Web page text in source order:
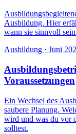
Ausbildung. Hier
wann sie sinnvoll
Ausbildung · Juni
Voraussetzungen
Ein Wechsel des
saubere Planung.
wird und was du vor
solltest.